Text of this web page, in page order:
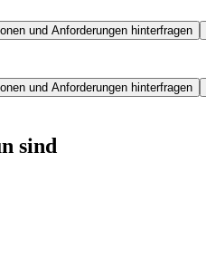
und Anforderungen hinterfragen
und Anforderungen hinterfragen
sind